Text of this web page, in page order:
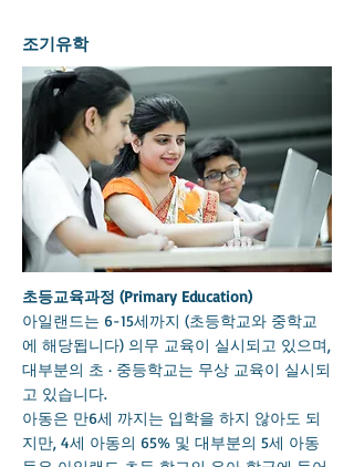
조기유학
초등교육과정 (Primary Education)
아일랜드는 6-15세까지 (초등학교와 중학교
에 해당됩니다) 의무 교육이 실시되고 있으며,
대부분의 초 · 중등학교는 무상 교육이 실시되
고 있습니다.
아동은 만6세 까지는 입학을 하지 않아도 되
지만, 4세 아동의 65% 및 대부분의 5세 아동